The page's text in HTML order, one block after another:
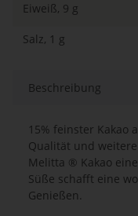
Eiweiß, 9 g
Salz, 1 g
Beschreibung
15% feinster Kakao
Qualität und
Melitta ® Kakao
Süße schafft eine
Genießen.